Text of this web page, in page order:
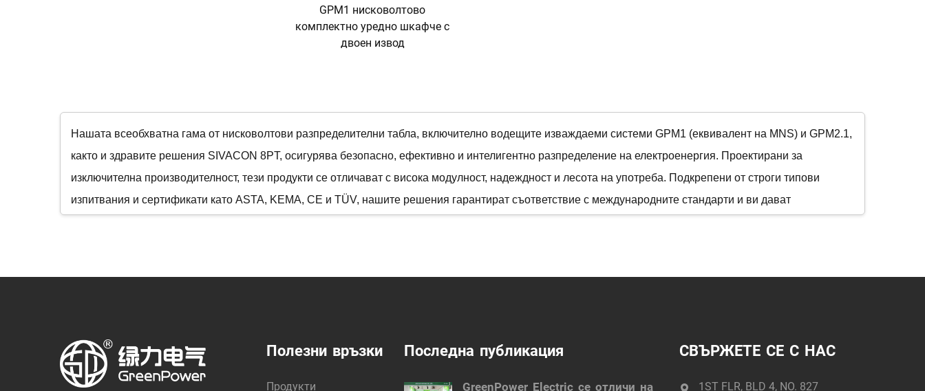
GPM1 нисковолтово
комплектно уредно шкафче с
двоен извод
Нашата всеобхватна гама от нисковолтови разпределителни табла, включително водещите изваждаеми системи GPM1 (еквивалент на MNS) и GPM2.1,
както и здравите решения SIVACON 8PT, осигурява безопасно, ефективно и интелигентно разпределение на електроенергия. Проектирани за
изключителна производителност, тези продукти се отличават с висока модулност, надеждност и лесота на употреба. Подкрепени от строги типови
изпитвания и сертификати като ASTA, KEMA, CE и TÜV, нашите решения гарантират съответствие с международните стандарти и ви дават
Полезни връзки
Продукти
Последна публикация
GreenPower Electric се отличи на
СВЪРЖЕТЕ СЕ С НАС
1ST FLR, BLD 4, NO. 827